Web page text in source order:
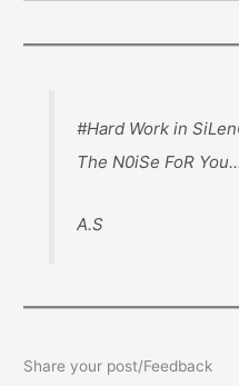
#Hard Work in
The N0iSe FoR
A.S
Share your post/Feedback